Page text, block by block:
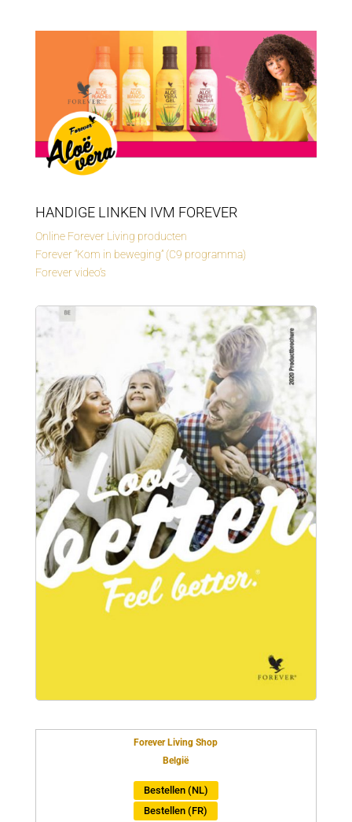
HANDIGE LINKEN IVM FOREVER
Online Forever Living producten
Forever “Kom in beweging” (C9 programma)
Forever video’s
Forever Living Shop
België
Bestellen (NL)
Bestellen (FR)